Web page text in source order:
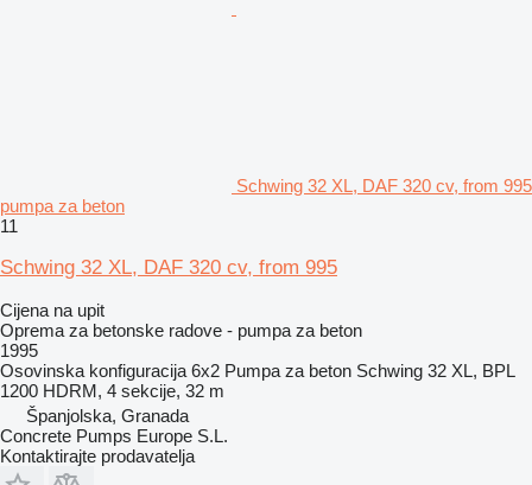
Schwing 32 XL, DAF 320 cv, from 995
pumpa za beton
11
Schwing 32 XL, DAF 320 cv, from 995
Cijena na upit
Oprema za betonske radove - pumpa za beton
1995
Osovinska konfiguracija 6x2 Pumpa za beton Schwing 32 XL, BPL
1200 HDRM, 4 sekcije, 32 m
Španjolska, Granada
Concrete Pumps Europe S.L.
Kontaktirajte prodavatelja